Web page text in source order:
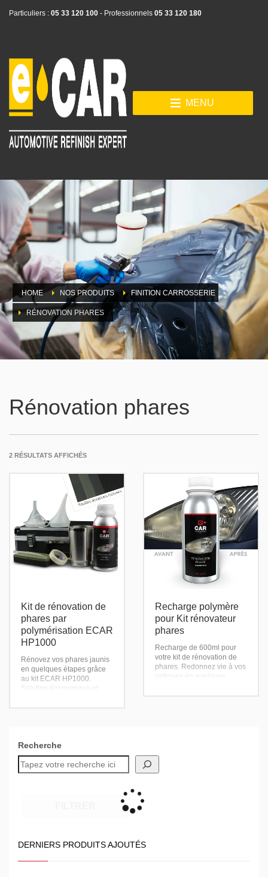
Particuliers : 05 33 120 100 - Professionnels 05 33 120 180
MENU
HOME NOS PRODUITS FINITION CARROSSERIE
RÉNOVATION PHARES
Rénovation phares
2 RÉSULTATS AFFICHÉS
Kit de rénovation de
phares par
polymérisation ECAR
HP1000
Rénovez vos phares jaunis
en quelques étapes grâce
au kit ECAR HP1000.
Solution économique et
Recharge polymère
pour Kit rénovateur
phares
Recharge de 600ml pour
votre kit de rénovation de
phares. Redonnez vie à vos
optiques en quelques
Recherche
DERNIERS PRODUITS AJOUTÉS